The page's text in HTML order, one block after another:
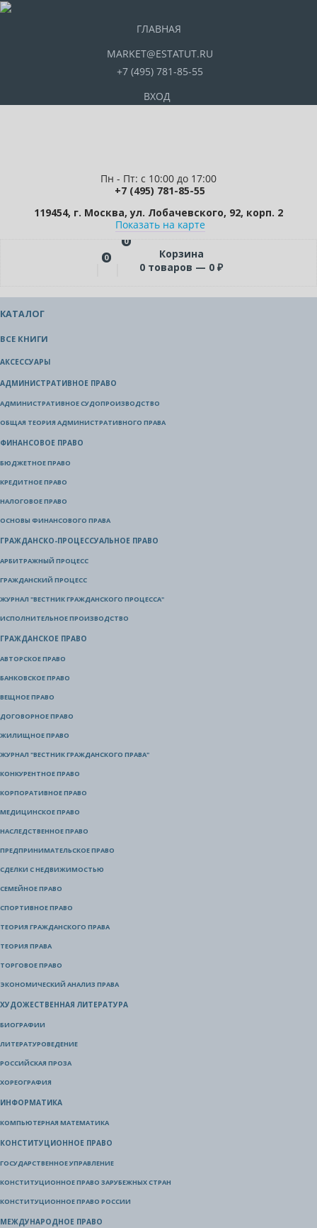
ГЛАВНАЯ
MARKET@ESTATUT.RU
+7 (495) 781-85-55
ВХОД
Пн - Пт: с 10:00 до 17:00
+7 (495) 781-85-55
119454, г. Москва, ул. Лобачевского, 92, корп. 2
Показать на карте
0
0
Корзина
0 товаров — 0 ₽
КАТАЛОГ
ВСЕ КНИГИ
АКСЕССУАРЫ
АДМИНИСТРАТИВНОЕ ПРАВО
АДМИНИСТРАТИВНОЕ СУДОПРОИЗВОДСТВО
ОБЩАЯ ТЕОРИЯ АДМИНИСТРАТИВНОГО ПРАВА
ФИНАНСОВОЕ ПРАВО
БЮДЖЕТНОЕ ПРАВО
КРЕДИТНОЕ ПРАВО
НАЛОГОВОЕ ПРАВО
ОСНОВЫ ФИНАНСОВОГО ПРАВА
ГРАЖДАНСКО-ПРОЦЕССУАЛЬНОЕ ПРАВО
АРБИТРАЖНЫЙ ПРОЦЕСС
ГРАЖДАНСКИЙ ПРОЦЕСС
ЖУРНАЛ "ВЕСТНИК ГРАЖДАНСКОГО ПРОЦЕССА"
ИСПОЛНИТЕЛЬНОЕ ПРОИЗВОДСТВО
ГРАЖДАНСКОЕ ПРАВО
АВТОРСКОЕ ПРАВО
БАНКОВСКОЕ ПРАВО
ВЕЩНОЕ ПРАВО
ДОГОВОРНОЕ ПРАВО
ЖИЛИЩНОЕ ПРАВО
ЖУРНАЛ "ВЕСТНИК ГРАЖДАНСКОГО ПРАВА"
КОНКУРЕНТНОЕ ПРАВО
КОРПОРАТИВНОЕ ПРАВО
МЕДИЦИНСКОЕ ПРАВО
НАСЛЕДСТВЕННОЕ ПРАВО
ПРЕДПРИНИМАТЕЛЬСКОЕ ПРАВО
СДЕЛКИ С НЕДВИЖИМОСТЬЮ
СЕМЕЙНОЕ ПРАВО
СПОРТИВНОЕ ПРАВО
ТЕОРИЯ ГРАЖДАНСКОГО ПРАВА
ТЕОРИЯ ПРАВА
ТОРГОВОЕ ПРАВО
ЭКОНОМИЧЕСКИЙ АНАЛИЗ ПРАВА
ХУДОЖЕСТВЕННАЯ ЛИТЕРАТУРА
БИОГРАФИИ
ЛИТЕРАТУРОВЕДЕНИЕ
РОССИЙСКАЯ ПРОЗА
ХОРЕОГРАФИЯ
ИНФОРМАТИКА
КОМПЬЮТЕРНАЯ МАТЕМАТИКА
КОНСТИТУЦИОННОЕ ПРАВО
ГОСУДАРСТВЕННОЕ УПРАВЛЕНИЕ
КОНСТИТУЦИОННОЕ ПРАВО ЗАРУБЕЖНЫХ СТРАН
КОНСТИТУЦИОННОЕ ПРАВО РОССИИ
МЕЖДУНАРОДНОЕ ПРАВО